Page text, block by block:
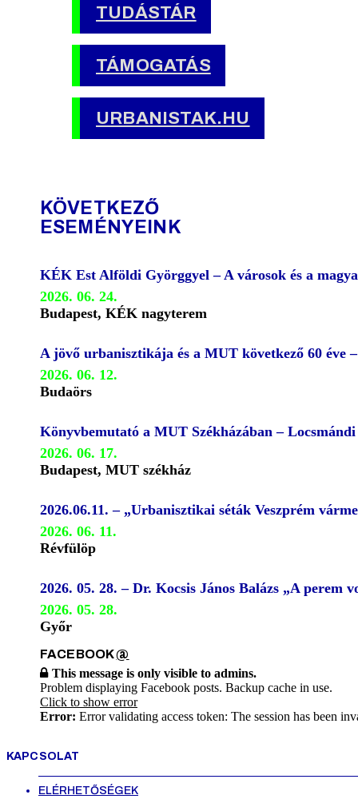
TUDÁSTÁR
TÁMOGATÁS
URBANISTAK.HU
KÖVETKEZŐ
ESEMÉNYEINK
KÉK Est Alföldi Györggyel – A városok és a
2026. 06. 24.
Budapest, KÉK nagyterem
A jövő urbanisztikája és a MUT következő 60 éve
2026. 06. 12.
Budaörs
Könyvbemutató a MUT Székházában –
2026. 06. 17.
Budapest, MUT székház
2026.06.11. – „Urbanisztikai séták Veszprém
2026. 06. 11.
Révfülöp
2026. 05. 28. – Dr. Kocsis János Balázs „A perem
2026. 05. 28.
Győr
FACEBOOK@
This message is only visible to admins.
Problem displaying Facebook posts. Backup cache in use.
Click to show error
Error: Error validating access token: The session has been
KAPCSOLAT
ELÉRHETŐSÉGEK